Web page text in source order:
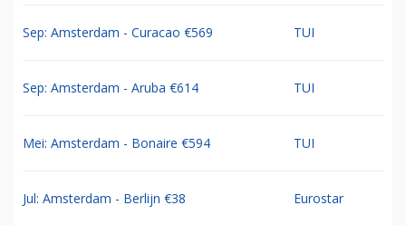
Sep: Amsterdam - Curacao €569 TUI
Sep: Amsterdam - Aruba €614 TUI
Mei: Amsterdam - Bonaire €594 TUI
Jul: Amsterdam - Berlijn €38 Eurostar